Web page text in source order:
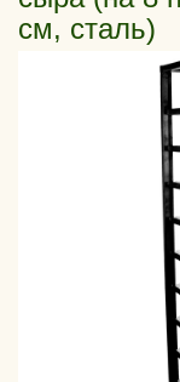
см, сталь)